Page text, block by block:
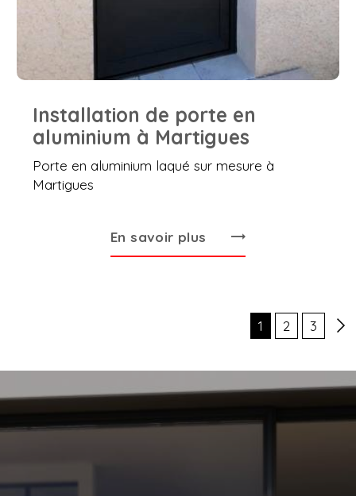
Installation de porte en
aluminium à Martigues
Porte en aluminium laqué sur mesure à
Martigues
En savoir plus
1 2 3